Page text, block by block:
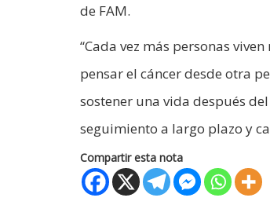
de FAM.
“Cada vez más personas
pensar el cáncer desde otra
sostener una vida después
seguimiento a largo plazo y
Compartir esta nota